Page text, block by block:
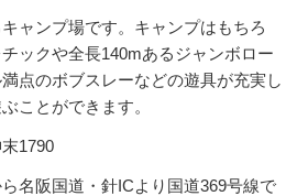
ャンプ場です。キャンプはもちろ
ックや全長140mあるジャンボロー
点のボブスレーなどの遊具が充実し
ことができます。
1790
名阪国道・針ICより国道369号線で